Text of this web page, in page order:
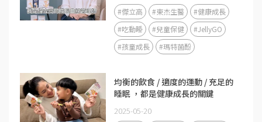
#傑立高 #東杰生醫
#健康成長
#吃動睡
#兒童保健
#JellyGO
#孩童成長
#瑪特菌酚
均衡的飲食 / 適度的運動 / 充足的
睡眠 ，都是健康成長的關鍵
2025-05-20